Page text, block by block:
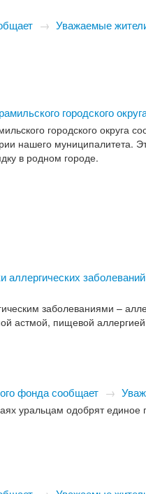
→ Уважаемые
городского
городского округа
нашего муниципалитета.
в родном городе.
аллергических
заболеваниями –
астмой, пищевой
фонда сообщает →
уральцам одобрят единое